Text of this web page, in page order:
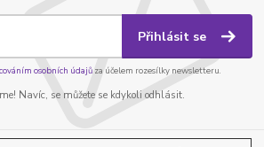
Přihlásit se
osobních údajůza účelem rozesílky newsletteru.
Navíc, se můžete se kdykoli odhlásit.